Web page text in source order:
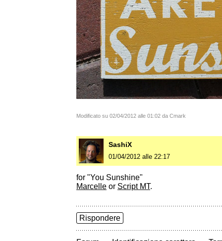
Modificato su 02/04/2012 alle 01:02 da Cmark
SashiX
01/04/2012 alle 22:17
for "You Sunshine"
Marcelle or Script MT.
Rispondere